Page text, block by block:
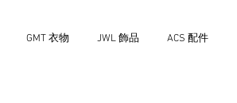
GMT 衣物 JWL 飾品 ACS 配件